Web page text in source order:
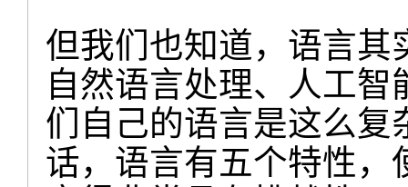
但我们也知道，语言其
自然语言处理、人工
们自己的语言是这么复
话，语言有五个特性，